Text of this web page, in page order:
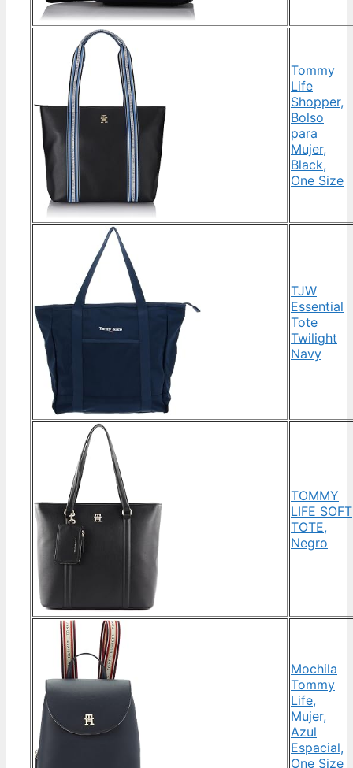
Tommy
Life
Shopper,
Bolso
para
Mujer,
Black,
One Size
TJW
Essential
Tote
Twilight
Navy
TOMMY
LIFE SOFT
TOTE,
Negro
Mochila
Tommy
Life,
Mujer,
Azul
Espacial,
One Size